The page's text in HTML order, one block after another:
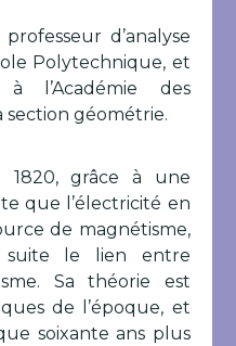
d’analyse
Polytechnique, et
l’Académie des
section géométrie.
grâce à une
que l’électricité en
de magnétisme,
le lien entre
Sa théorie est
de l’époque, et
soixante ans plus